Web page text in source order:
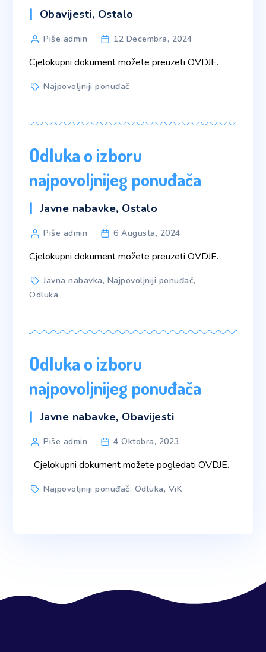
Categories
Obavijesti, Ostalo
PostPiše admin 12 Decembra, 2024
Cjelokupni dokument možete preuzeti OVDJE.
TagsNajpovoljniji ponuđač
Odluka o izboru
najpovoljnijeg ponuđača
Categories
Javne nabavke, Ostalo
PostPiše admin 6 Augusta, 2024
Cjelokupni dokument možete preuzeti OVDJE.
TagsJavna nabavka, Najpovoljniji ponuđač,
Odluka
Odluka o izboru
najpovoljnijeg ponuđača
Categories
Javne nabavke, Obavijesti
PostPiše admin 4 Oktobra, 2023
Cjelokupni dokument možete pogledati OVDJE.
TagsNajpovoljniji ponuđač, Odluka, ViK